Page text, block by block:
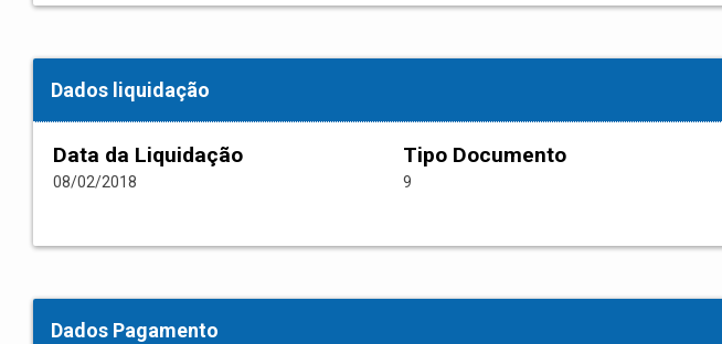
Dados liquidação
Data da Liquidação
08/02/2018
Tipo Documento
9
Dados Pagamento